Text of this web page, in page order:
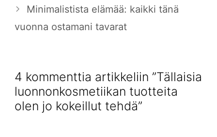
Minimalistista elämää: kaikki tänä
vuonna ostamani tavarat
4 kommenttia artikkeliin ”Tällaisia
luonnonkosmetiikan tuotteita
olen jo kokeillut tehdä”